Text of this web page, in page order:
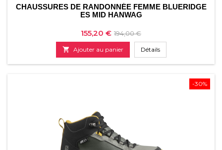
CHAUSSURES DE RANDONNÉE FEMME BLUERIDGE
ES MID HANWAG
Prix
155,20 € Prix
de
base
194,00 €
 Ajouter au panier Détails
-30%